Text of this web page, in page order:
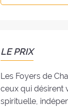
LE PRIX
Les Foyers de
ceux qui désirent
spirituelle,